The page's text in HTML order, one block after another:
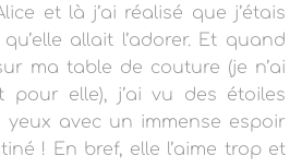
et là j’ai réalisé que j’étais
allait l’adorer. Et quand
ma table de couture (je n’ai
pour elle), j’ai vu des étoiles
yeux avec un immense espoir
! En bref, elle l’aime trop et